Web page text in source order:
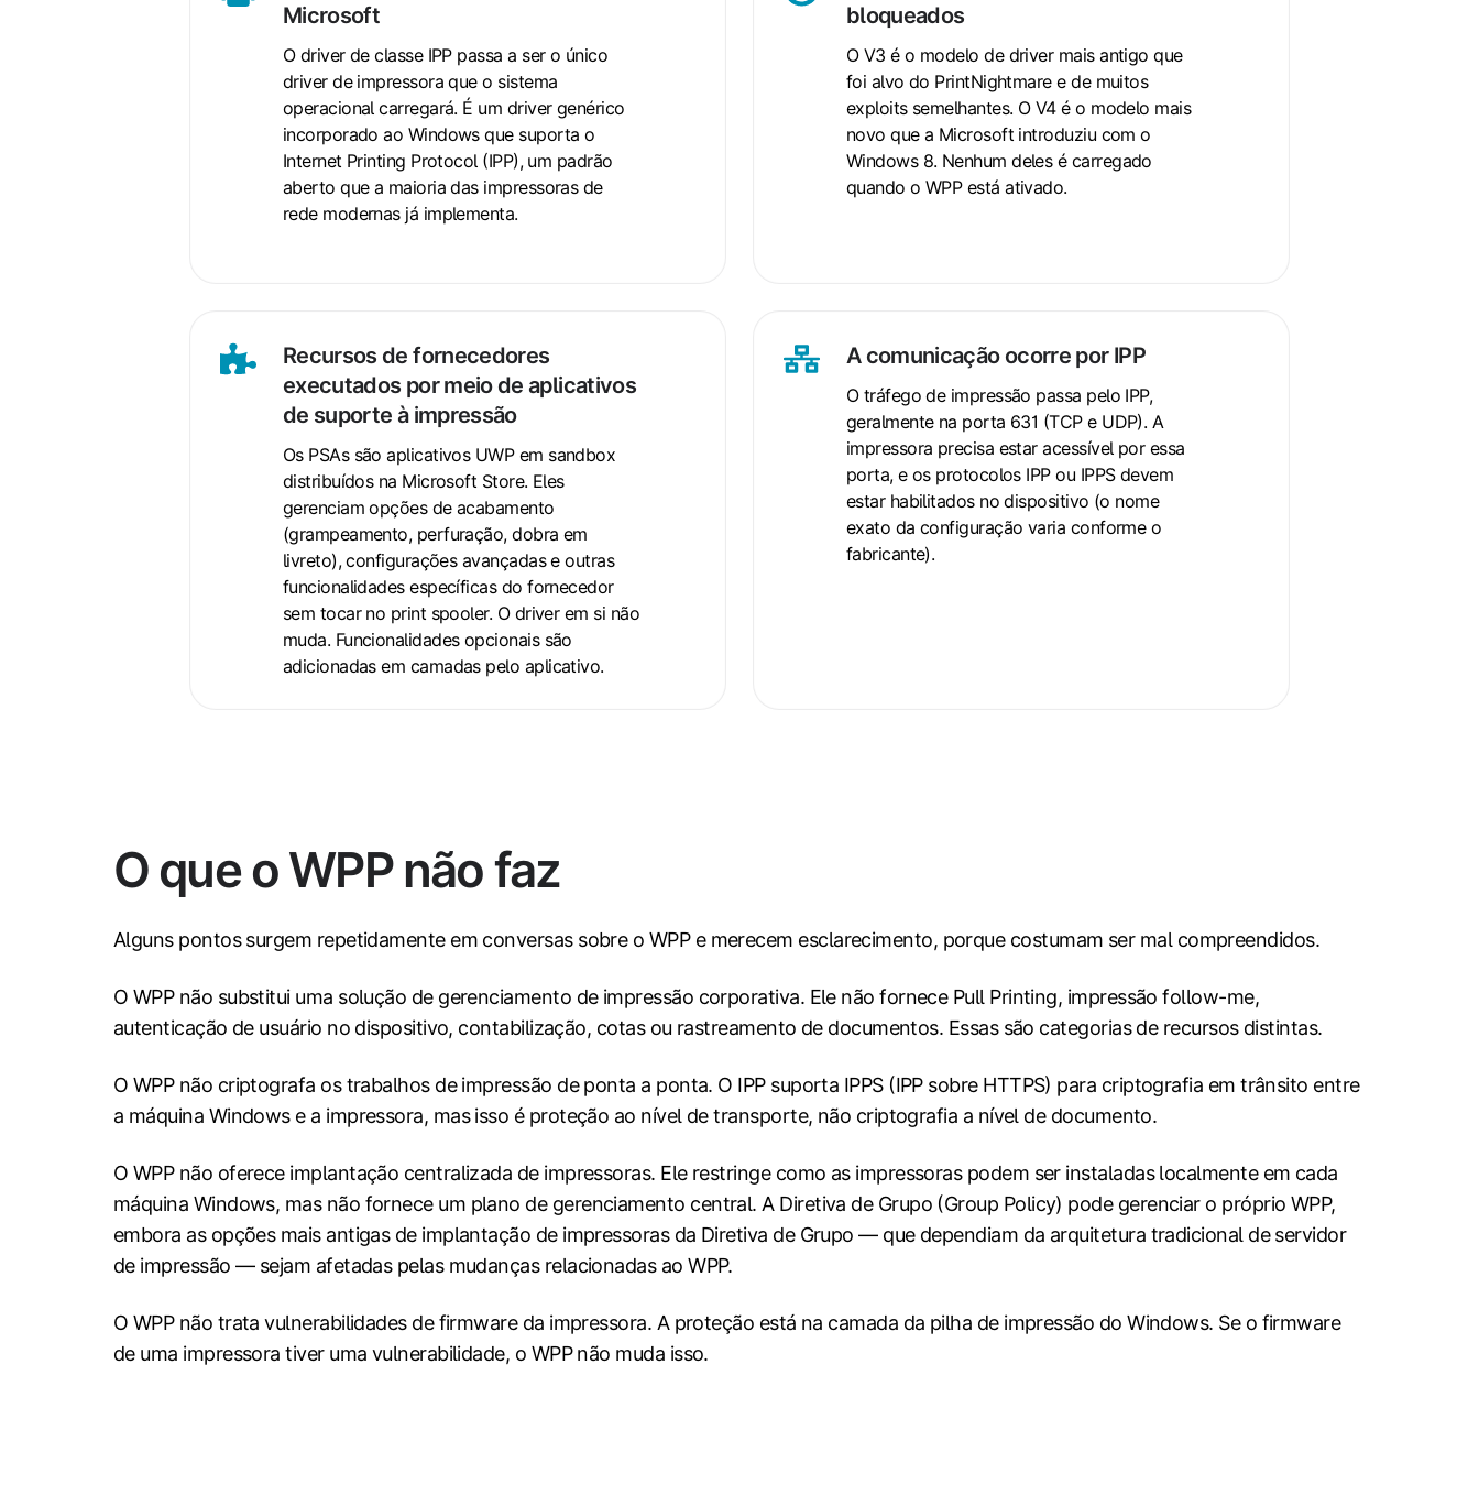
Microsoft
O driver de classe IPP passa a ser o único
driver de impressora que o sistema
operacional carregará. É um driver genérico
incorporado ao Windows que suporta o
Internet Printing Protocol (IPP), um padrão
aberto que a maioria das impressoras de
rede modernas já implementa.
Microsoft
bloqueados
O V3 é o modelo de driver mais antigo que
foi alvo do PrintNightmare e de muitos
exploits semelhantes. O V4 é o modelo mais
novo que a Microsoft introduziu com o
Windows 8. Nenhum deles é carregado
quando o WPP está ativado.
terceiros
bloqueados
Recursos de fornecedores
executados por meio de aplicativos
de suporte à impressão
Os PSAs são aplicativos UWP em sandbox
distribuídos na Microsoft Store. Eles
gerenciam opções de acabamento
(grampeamento, perfuração, dobra em
livreto), configurações avançadas e outras
funcionalidades específicas do fornecedor
sem tocar no print spooler. O driver em si não
muda. Funcionalidades opcionais são
adicionadas em camadas pelo aplicativo.
Recursos
fornecedores
executados
aplicativos
suporte
A comunicação ocorre por IPP
O tráfego de impressão passa pelo IPP,
geralmente na porta 631 (TCP e UDP). A
impressora precisa estar acessível por essa
porta, e os protocolos IPP ou IPPS devem
estar habilitados no dispositivo (o nome
exato da configuração varia conforme o
fabricante).
A
comunicação
O que o WPP não faz
Alguns pontos surgem repetidamente em conversas sobre o WPP e merecem esclarecimento, porque costumam ser mal compreendidos.
O WPP não substitui uma solução de gerenciamento de impressão corporativa. Ele não fornece Pull Printing, impressão follow-me,
autenticação de usuário no dispositivo, contabilização, cotas ou rastreamento de documentos. Essas são categorias de recursos distintas.
O WPP não criptografa os trabalhos de impressão de ponta a ponta. O IPP suporta IPPS (IPP sobre HTTPS) para criptografia em trânsito entre
a máquina Windows e a impressora, mas isso é proteção ao nível de transporte, não criptografia a nível de documento.
O WPP não oferece implantação centralizada de impressoras. Ele restringe como as impressoras podem ser instaladas localmente em cada
máquina Windows, mas não fornece um plano de gerenciamento central. A Diretiva de Grupo (Group Policy) pode gerenciar o próprio WPP,
embora as opções mais antigas de implantação de impressoras da Diretiva de Grupo — que dependiam da arquitetura tradicional de servidor
de impressão — sejam afetadas pelas mudanças relacionadas ao WPP.
O WPP não trata vulnerabilidades de firmware da impressora. A proteção está na camada da pilha de impressão do Windows. Se o firmware
de uma impressora tiver uma vulnerabilidade, o WPP não muda isso.